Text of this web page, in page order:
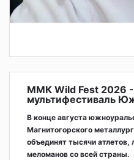
ММК Wild Fest 2026 -
мультифестиваль
В конце августа
Магнитогорского
объединят тысячи атлетов,
меломанов со всей страны.